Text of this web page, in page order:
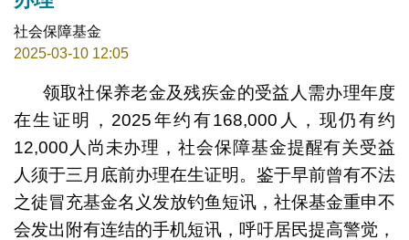
社会保障基金
2025-03-10 12:05
领取社保养老金及残疾金的受益人需办理年度
在生证明，2025年约有168,000人，现仍有约
12,000人尚未办理，社会保障基金提醒有关受益
人须于三月底前办理在生证明。鉴于早前曾有不法
之徒冒充基金名义发放钓鱼短讯，社保基金重申不
会发出附有连结的手机短讯，呼吁居民提高警觉，